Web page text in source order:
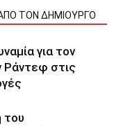
ΤΟΝ ΔΗΜΙΟΥΡΓΟ
για τον
στις